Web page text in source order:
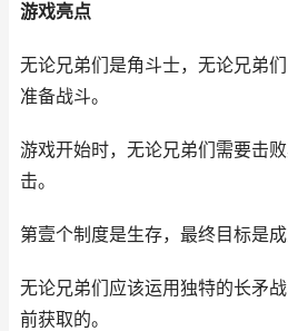
游戏亮点
无论兄弟们是角斗士，无论兄弟
准备战斗。
游戏开始时，无论兄弟们需要击
击。
第壹个制度是生存，最终目标是成
无论兄弟们应该运用独特的长矛
前获取的。